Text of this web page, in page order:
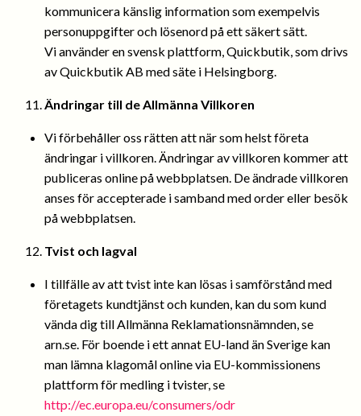
kommunicera känslig information som exempelvis
personuppgifter och lösenord på ett säkert sätt.
Vi använder en svensk plattform, Quickbutik, som drivs
av Quickbutik AB med säte i Helsingborg.
Ändringar till de Allmänna Villkoren
Vi förbehåller oss rätten att när som helst företa
ändringar i villkoren. Ändringar av villkoren kommer att
publiceras online på webbplatsen. De ändrade villkoren
anses för accepterade i samband med order eller besök
på webbplatsen.
Tvist och lagval
I tillfälle av att tvist inte kan lösas i samförstånd med
företagets kundtjänst och kunden, kan du som kund
vända dig till Allmänna Reklamationsnämnden, se
arn.se. För boende i ett annat EU-land än Sverige kan
man lämna klagomål online via EU-kommissionens
plattform för medling i tvister, se
http://ec.europa.eu/consumers/odr